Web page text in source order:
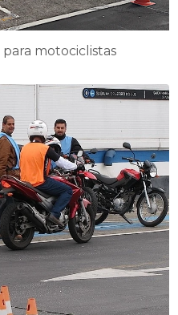
motociclistas